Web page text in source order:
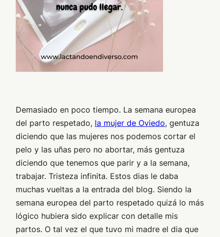
Demasiado en poco tiempo. La semana europea
del parto respetado, la mujer de Oviedo, gentuza
diciendo que las mujeres nos podemos cortar el
pelo y las uñas pero no abortar, más gentuza
diciendo que tenemos que parir y a la semana,
trabajar. Tristeza infinita. Estos dias le daba
muchas vueltas a la entrada del blog. Siendo la
semana europea del parto respetado quizá lo más
lógico hubiera sido explicar con detalle mis
partos. O tal vez el que tuvo mi madre el dia que